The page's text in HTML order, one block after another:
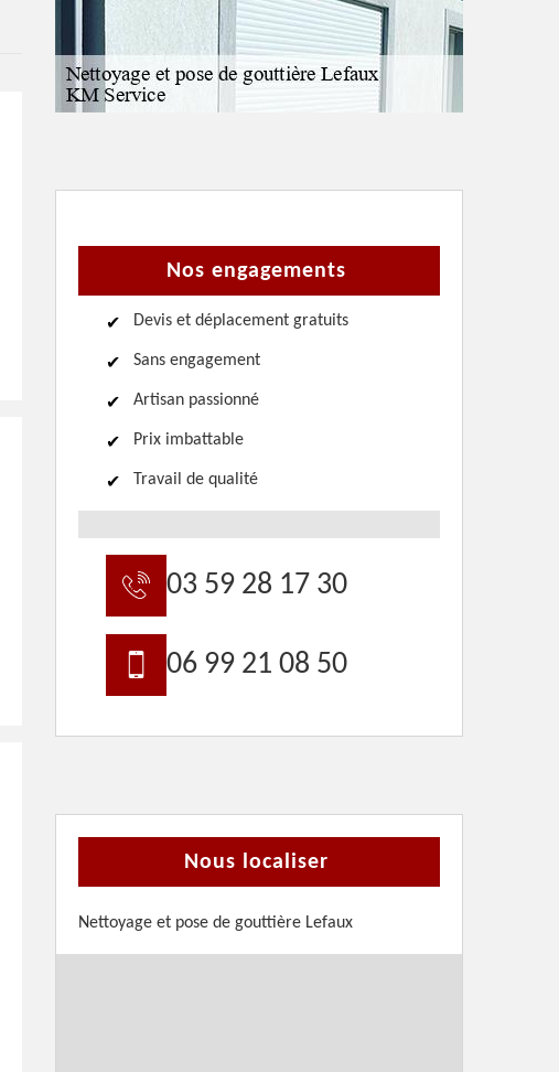
Nos engagements
Devis et déplacement gratuits
Sans engagement
Artisan passionné
Prix imbattable
Travail de qualité
03 59 28 17 30
06 99 21 08 50
Nous localiser
Nettoyage et pose de gouttière Lefaux